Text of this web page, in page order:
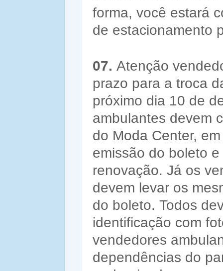
forma, você estará
de estacionamento
07. Atenção
prazo para a troca
próximo dia 10 de
ambulantes devem
do Moda Center,
emissão do boleto
renovação. Já os
devem levar os
do boleto. Todos
identificação com
vendedores
dependências do